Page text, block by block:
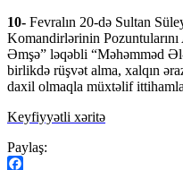
10- Fevralın 20-də Sultan
Komandirlərinin
Əmşə” ləqəbli “Məhəmməd
birlikdə rüşvət alma, xalqın
daxil olmaqla müxtəlif
Keyfiyyətli xəritə
Paylaş: